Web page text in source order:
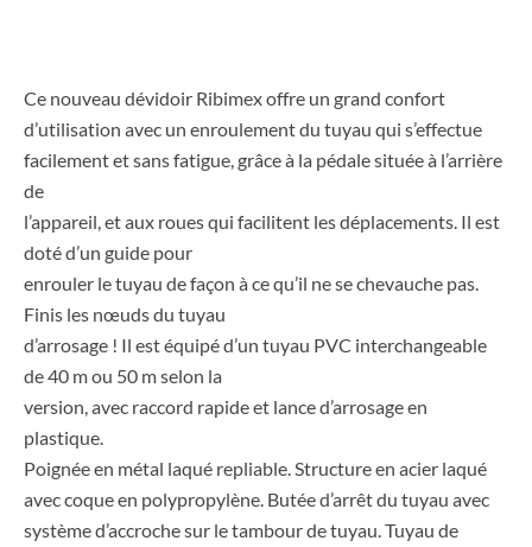
Ce nouveau dévidoir Ribimex offre un grand confort
d’utilisation avec un enroulement du tuyau qui s’effectue
facilement et sans fatigue, grâce à la pédale située à l’arrière
de
l’appareil, et aux roues qui facilitent les déplacements. Il est
doté d’un guide pour
enrouler le tuyau de façon à ce qu’il ne se chevauche pas.
Finis les nœuds du tuyau
d’arrosage ! Il est équipé d’un tuyau PVC interchangeable
de 40 m ou 50 m selon la
version, avec raccord rapide et lance d’arrosage en
plastique.
Poignée en métal laqué repliable. Structure en acier laqué
avec coque en polypropylène. Butée d’arrêt du tuyau avec
système d’accroche sur le tambour de tuyau. Tuyau de